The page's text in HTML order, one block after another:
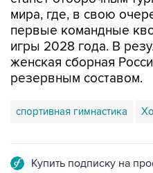
игры 2028 года. В
женская сборная
резервным составом.
спортивная гимнастика
Подписаться на